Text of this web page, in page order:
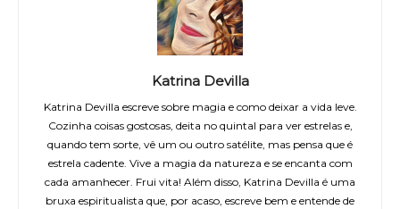
Katrina Devilla
Katrina Devilla escreve sobre magia e como deixar a vida leve.
Cozinha coisas gostosas, deita no quintal para ver estrelas e,
quando tem sorte, vê um ou outro satélite, mas pensa que é
estrela cadente. Vive a magia da natureza e se encanta com
cada amanhecer. Frui vita! Além disso, Katrina Devilla é uma
bruxa espiritualista que, por acaso, escreve bem e entende de